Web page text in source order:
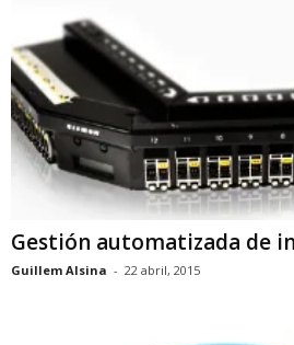
Gestión automatizada de
Guillem Alsina - 22 abril, 2015